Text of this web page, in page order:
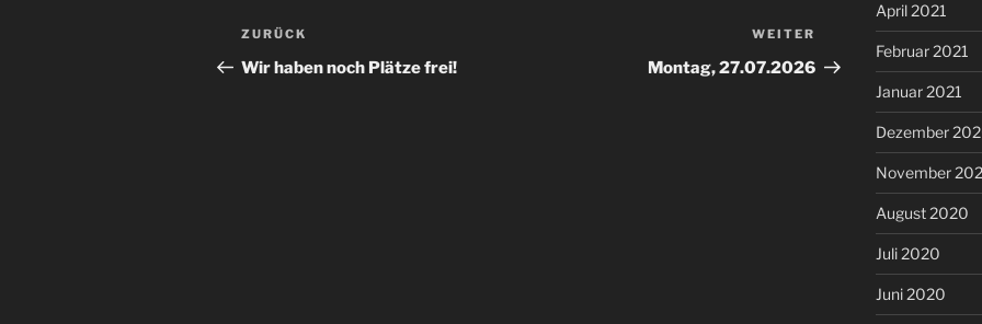
Beitragsnavigation
Vorheriger
Beitrag
ZURÜCK
Wir haben noch Plätze frei!
Nächster
Beitrag
WEITER
Montag, 27.07.2026
April 2021
Februar 2021
Januar 2021
Dezember
November
August 2020
Juli 2020
Juni 2020